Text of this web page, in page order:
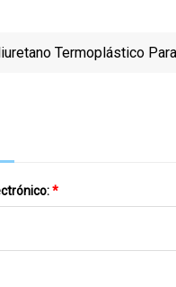
Termoplástico
*